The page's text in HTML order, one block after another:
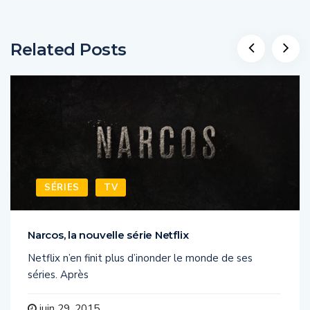
Related Posts
SÉRIES TV
Narcos, la nouvelle série Netflix
Netflix n’en finit plus d’inonder le monde de ses
séries. Après